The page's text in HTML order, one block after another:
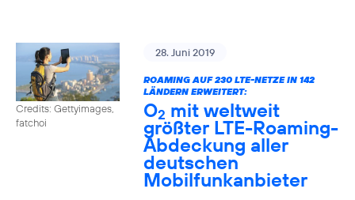
Credits: Gettyimages,
fatchoi
28. Juni 2019
ROAMING AUF 230 LTE-NETZE IN 142
LÄNDERN ERWEITERT:
O2 mit weltweit
größter LTE-Roaming-
Abdeckung aller
deutschen
Mobilfunkanbieter